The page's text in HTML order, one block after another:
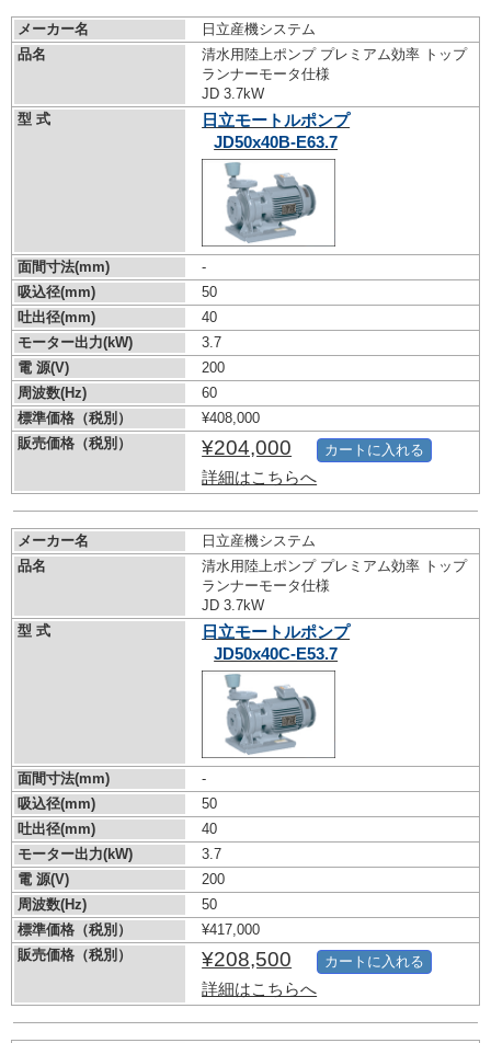
メーカー名
日立産機システム
品名
清水用陸上ポンプ プレミアム効率 トップ
ランナーモータ仕様
JD 3.7kW
型 式
日立モートルポンプ
JD50x40B-E63.7
面間寸法(mm)
-
吸込径(mm)
50
吐出径(mm)
40
モーター出力(kW)
3.7
電 源(V)
200
周波数(Hz)
60
標準価格（税別）
¥408,000
販売価格（税別）
¥204,000
詳細はこちらへ
カートに入れる
メーカー名
日立産機システム
品名
清水用陸上ポンプ プレミアム効率 トップ
ランナーモータ仕様
JD 3.7kW
型 式
日立モートルポンプ
JD50x40C-E53.7
面間寸法(mm)
-
吸込径(mm)
50
吐出径(mm)
40
モーター出力(kW)
3.7
電 源(V)
200
周波数(Hz)
50
標準価格（税別）
¥417,000
販売価格（税別）
¥208,500
詳細はこちらへ
カートに入れる